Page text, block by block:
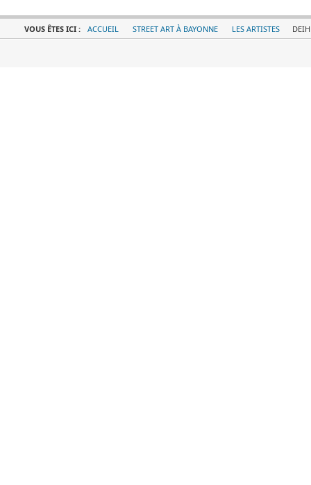
VOUS ÊTES ICI : ACCUEIL STREET ART À BAYONNE LES ARTISTES DEIH